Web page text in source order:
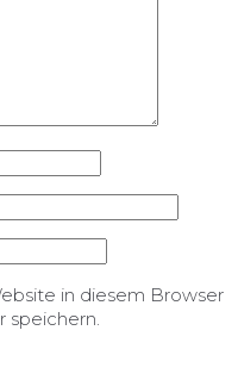
in diesem Browser
speichern.